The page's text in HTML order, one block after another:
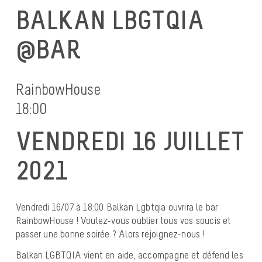
BALKAN LBGTQIA
@BAR
RainbowHouse
18:00
VENDREDI 16 JUILLET
2021
Vendredi 16/07 à 18:00 Balkan Lgbtqia ouvrira le bar
RainbowHouse ! Voulez-vous oublier tous vos soucis et
passer une bonne soirée ? Alors rejoignez-nous !
Balkan LGBTQIA vient en aide, accompagne et défend les